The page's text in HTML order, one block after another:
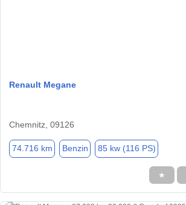
Renault Megane
Chemnitz, 09126
74.716 km Benzin 85 kw (116 PS)
★